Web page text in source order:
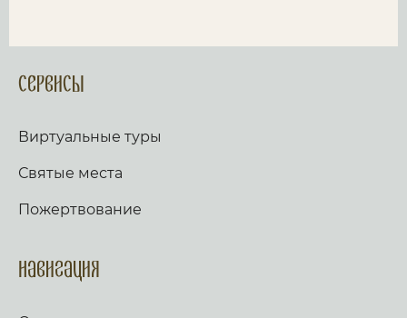
Сервисы
Виртуальные туры
Святые места
Пожертвование
Навигация